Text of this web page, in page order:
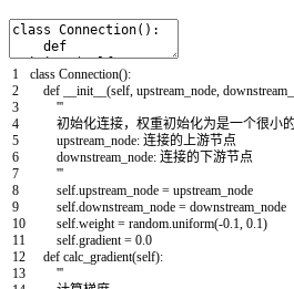
1
2
3
4
5
6
7
8
9
10
11
12
13
class Connection():
def
__init__ (self, upstream_node,
'''
初始化连接，权重初始化为是一个很小
upstream_node: 连接的上游节点
downstream_node: 连接的下游节点
'''
self.upstream_node = upstream_node
self.downstream_node = downstream_node
self.weight = random.uniform(-0.1, 0.1)
self.gradient = 0.0
def calc_gradient(self):
'''